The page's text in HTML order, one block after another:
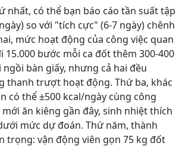
nhất, có thể bạn báo cáo tần suất tập
so với "tích cực" (6-7 ngày) chênh
mức hoạt động của công việc quan
bước mỗi ca đốt thêm 300-400
bàn giấy, nhưng cả hai đều
thanh trượt hoạt động. Thứ ba, khác
có thể ±500 kcal/ngày cùng công
ăn kiêng gần đây, sinh nhiệt thích
mức dự đoán. Thứ năm, thành
trọng: vận động viên gọn 75 kg đốt